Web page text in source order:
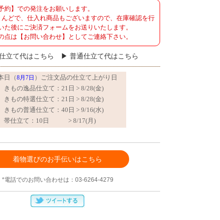
約】での発注をお願いします。
どで、仕入れ商品もございますので、在庫確認を行
た後にご決済フォームをお送りいたします。
点は【お問い合わせ】としてご連絡下さい。
立て代はこちら 普通仕立て代はこちら
着物選びのお手伝いはこちら
*電話でのお問い合わせは：03-6264-4279